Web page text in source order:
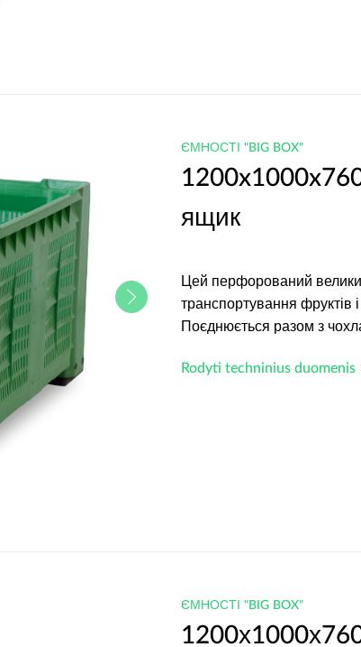
ЄМНОСТІ "BIG BOX"
ящик
Цей перфорований
транспортування фруктів
Поєднюється разом з
Rodyti techninius duomenis
ЄМНОСТІ "BIG BOX"